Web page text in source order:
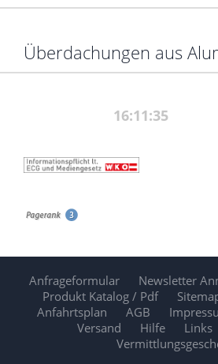
Überdachungen aus
Anfrageformular Newsletter
Produkt Katalog / Pdf
Anfahrtsplan
AGB
Versand
Hilfe Links